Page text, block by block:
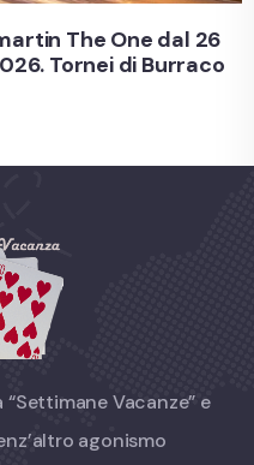
The One dal 26
Tornei di Burraco
Vacanze” e
agonismo